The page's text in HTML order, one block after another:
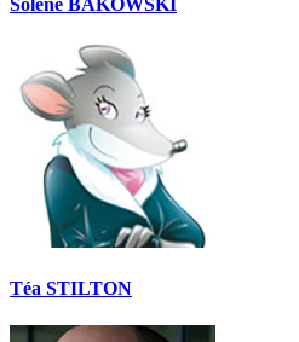
Solène BAKOWSKI
Téa STILTON